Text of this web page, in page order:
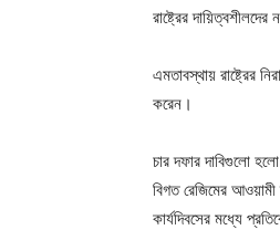
রাষ্ট্রের
এমতাবস্থায় রাষ্ট্রের
করেন।
চার দফার দাবিগুলো
বিগত রেজিমের
কার্যদিবসের মধ্যে